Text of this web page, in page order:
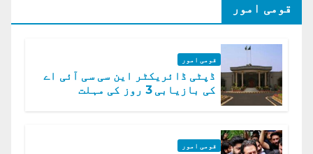
قومی امور
قومی امور
ڈپٹی ڈائریکٹر این سی سی آئی اے
کی بازیابی 3 روز کی مہلت
قومی امور